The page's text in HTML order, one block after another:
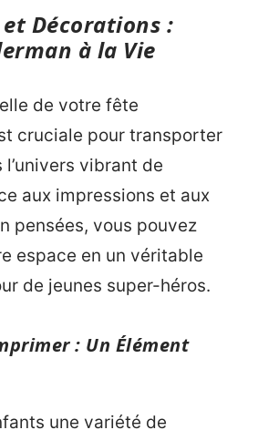
Décorations :
à la Vie
de votre fête
cruciale pour transporter
vibrant de
aux impressions et aux
pensées, vous pouvez
espace en un véritable
de jeunes super-héros.
: Un Élément
une variété de